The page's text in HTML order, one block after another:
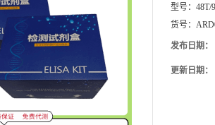
型号： 48T/
货号：
发布日期：
更新日期：